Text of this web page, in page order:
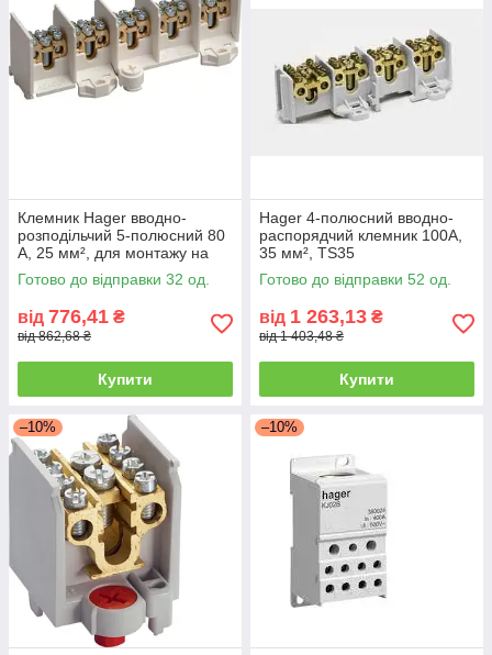
Клемник Hager вводно-
розподільчий 5-полюсний 80
А, 25 мм², для монтажу на
шині TS35
Готово до відправки 32 од.
від 776,41 ₴
від 862,68 ₴
Купити
Hager 4-полюсний вводно-
распорядчий клемник 100А,
35 мм², TS35
Готово до відправки 52 од.
від 1 263,13 ₴
від 1 403,48 ₴
Купити
–10% –10%